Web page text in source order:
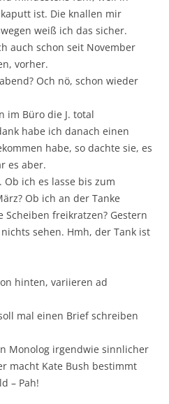
ist. Die knallen mir
weiß ich das sicher.
auch schon seit November
vorher.
Och nö, schon wieder
im Büro die J. total
habe ich danach einen
habe, so dachte sie, es
es aber.
ich es lasse bis zum
Ob ich an der Tanke
freikratzen? Gestern
sehen. Hmh, der Tank ist
hinten, variieren ad
mal einen Brief schreiben
Monolog irgendwie sinnlicher
macht Kate Bush bestimmt
– Pah!